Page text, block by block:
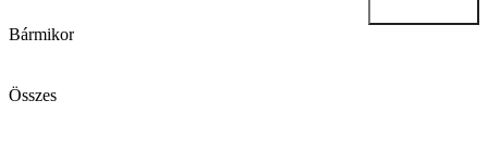
Bármikor
Összes